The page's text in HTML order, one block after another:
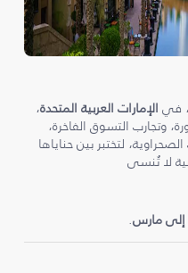
في الإمارات العربية المتحدة،
وتجارب التسوق الفاخرة،
لتختبر بين حناياها
لا تُنسى
إلى مارس.